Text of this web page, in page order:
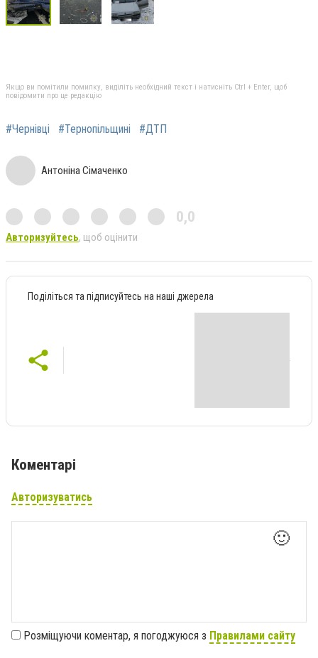
Якщо ви помітили помилку, виділіть необхідний текст і натисніть Ctrl + Enter, щоб
повідомити про це редакцію
#Чернівці #Тернопільщині #ДТП
Антоніна Сімаченко
0,0
Авторизуйтесь, щоб оцінити
Поділіться та підписуйтесь на наші джерела
Коментарі
Авторизуватись
🙂
Розміщуючи коментар, я погоджуюся з Правилами сайту